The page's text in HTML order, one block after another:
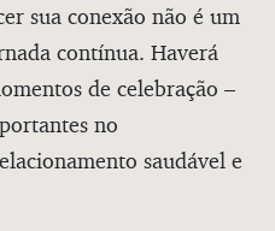
sua conexão não é um
contínua. Haverá
de celebração –
no
saudável e